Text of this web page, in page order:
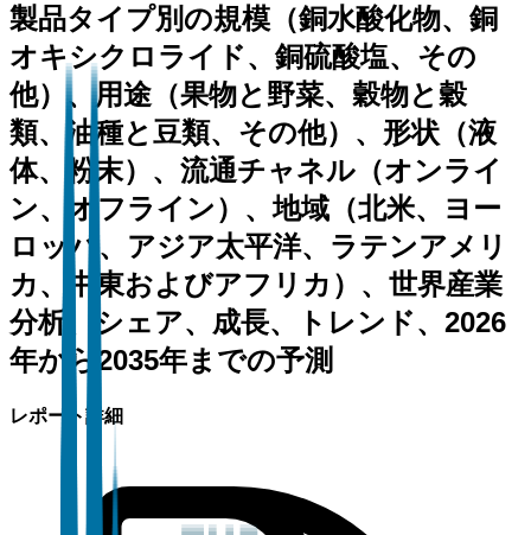
製品タイプ別の規模（銅水酸化物、銅
オキシクロライド、銅硫酸塩、その
他）、用途（果物と野菜、穀物と穀
類、油種と豆類、その他）、形状（液
体、粉末）、流通チャネル（オンライ
ン、オフライン）、地域（北米、ヨー
ロッパ、アジア太平洋、ラテンアメリ
カ、中東およびアフリカ）、世界産業
分析、シェア、成長、トレンド、2026
年から2035年までの予測
レポート詳細